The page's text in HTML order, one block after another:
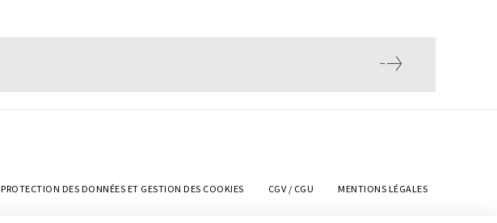
PROTECTION DES DONNÉES ET GESTION DES COOKIES CGV / CGU MENTIONS LÉGALES